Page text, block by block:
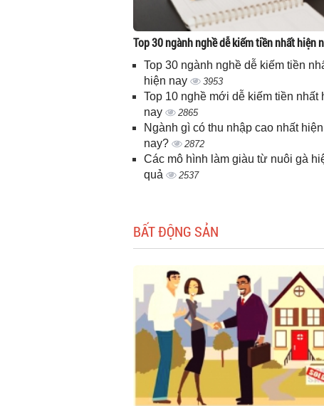
Top 30 ngành nghề dễ kiếm tiền nhất hiện
Top 30 ngành nghề dễ kiếm tiền
hiện nay
3953
Top 10 nghề mới dễ kiếm tiền nhất
nay
2865
Ngành gì có thu nhập cao nhất hiện
nay?
2872
Các mô hình làm giàu từ nuôi gà
quả
2537
BẤT ĐỘNG SẢN